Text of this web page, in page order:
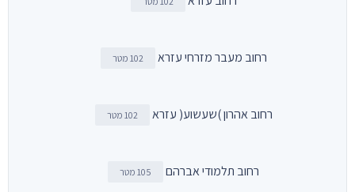
רחוב מעבר מזרחי עזרא 102 מטר
רחוב אהרון )שעשוע( עזרא 102 מטר
רחוב תלמודי אברהם 105 מטר